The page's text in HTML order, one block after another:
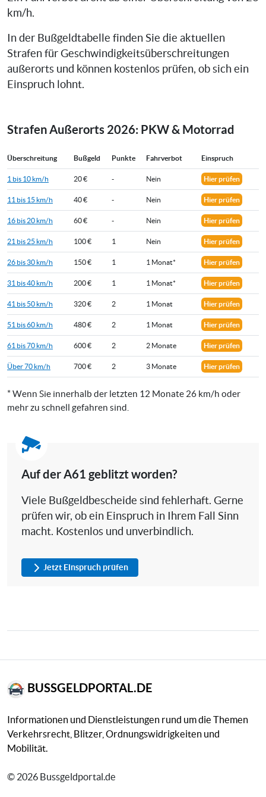
km/h.
In der Bußgeldtabelle finden Sie die aktuellen
Strafen für Geschwindigkeitsüberschreitungen
außerorts und können kostenlos prüfen, ob sich ein
Einspruch lohnt.
Strafen Außerorts 2026: PKW & Motorrad
Überschreitung Bußgeld Punkte Fahrverbot Einspruch
1 bis 10 km/h 20 € - Nein Hier prüfen
11 bis 15 km/h 40 € - Nein Hier prüfen
16 bis 20 km/h 60 € - Nein Hier prüfen
21 bis 25 km/h 100 € 1 Nein Hier prüfen
26 bis 30 km/h 150 € 1 1 Monat* Hier prüfen
31 bis 40 km/h 200 € 1 1 Monat* Hier prüfen
41 bis 50 km/h 320 € 2 1 Monat Hier prüfen
51 bis 60 km/h 480 € 2 1 Monat Hier prüfen
61 bis 70 km/h 600 € 2 2 Monate Hier prüfen
Über 70 km/h 700 € 2 3 Monate Hier prüfen
* Wenn Sie innerhalb der letzten 12 Monate 26 km/h oder
mehr zu schnell gefahren sind.
Auf der A61 geblitzt worden?
Viele Bußgeldbescheide sind fehlerhaft. Gerne
prüfen wir, ob ein Einspruch in Ihrem Fall Sinn
macht. Kostenlos und unverbindlich.
Jetzt Einspruch prüfen
BUSSGELDPORTAL.DE
Informationen und Dienstleistungen rund um die Themen
Verkehrsrecht, Blitzer, Ordnungswidrigkeiten und
Mobilität.
© 2026 Bussgeldportal.de